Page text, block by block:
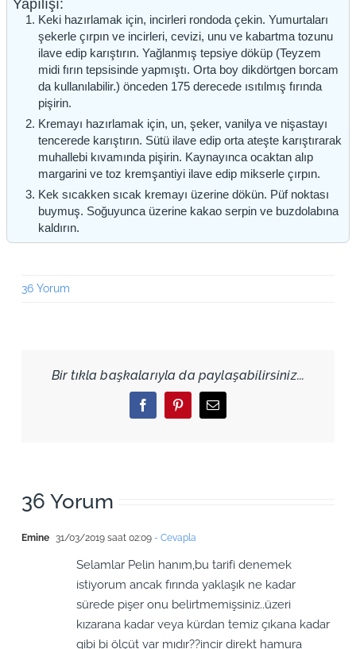
Yapılışı:
Keki hazırlamak için, incirleri rondoda çekin. Yumurtaları
şekerle çırpın ve incirleri, cevizi, unu ve kabartma tozunu
ilave edip karıştırın. Yağlanmış tepsiye döküp (Teyzem
midi fırın tepsisinde yapmıştı. Orta boy dikdörtgen borcam
da kullanılabilir.) önceden 175 derecede ısıtılmış fırında
pişirin.
Kremayı hazırlamak için, un, şeker, vanilya ve nişastayı
tencerede karıştırın. Sütü ilave edip orta ateşte karıştırarak
muhallebi kıvamında pişirin. Kaynayınca ocaktan alıp
margarini ve toz kremşantiyi ilave edip mikserle çırpın.
Kek sıcakken sıcak kremayı üzerine dökün. Püf noktası
buymuş. Soğuyunca üzerine kakao serpin ve buzdolabına
kaldırın.
36 Yorum
Bir tıkla başkalarıyla da paylaşabilirsiniz...
FacebookPinterestEmail
36 Yorum
Emine 31/03/2019 saat 02:09- Cevapla
Selamlar Pelin hanım,bu tarifi denemek
istiyorum ancak fırında yaklaşık ne kadar
sürede pişer onu belirtmemişsiniz..üzeri
kızarana kadar veya kürdan temiz çıkana kadar
gibi bi ölçüt var mıdır??incir direkt hamura